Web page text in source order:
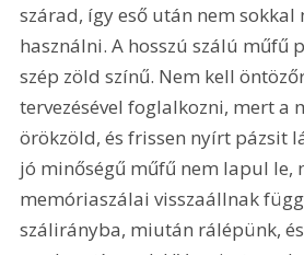
szárad, így eső után nem
használni. A hosszú szálú műfű
szép zöld színű. Nem kell
tervezésével foglalkozni, mert a
örökzöld, és frissen nyírt pázsit
jó minőségű műfű nem lapul le,
memóriaszálai visszaállnak
szálirányba, miután rálépünk,